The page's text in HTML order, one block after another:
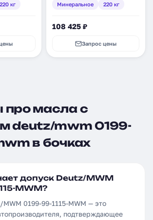
220 кг Минеральное 220 кг
108 425 ₽
Запрос цены
про масла с
deutz/mwm 0199-
в бочках
допуск Deutz/MWM
MWM?
0199-99-1115-MWM — это
подтверждающее